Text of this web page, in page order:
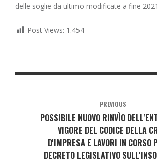
delle soglie da ultimo modificate a fine
Post Views: 1.454
PREVIOUS
POSSIBILE NUOVO RINVÌO
VIGORE DEL CODICE DELLA
D'IMPRESA E LAVORI IN CORSO
DECRETO LEGISLATIVO